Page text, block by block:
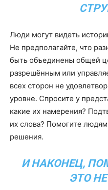
Люди могут видеть
Не предполагайте, что
быть объединены общей
разрешённым или
всех сторон не
уровне. Спросите у
какие их намерения?
их слова? Помогите
решения.
И НАКОНЕЦ,
ЭТО